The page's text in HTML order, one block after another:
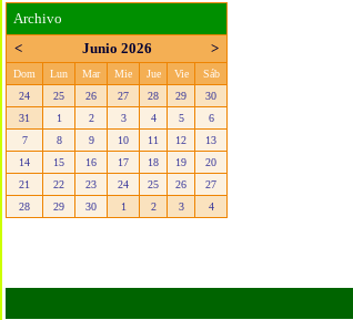
Archivo
<
>
Junio 2026
Dom Lun Mar Mie Jue Vie
Sáb
24
25 26 27 28 29
30
31
1 2 3 4 5
6
7
8 9 10 11 12
13
14
15 16 17 18 19
20
21
22 23 24 25 26
27
28
29 30 1 2 3 4